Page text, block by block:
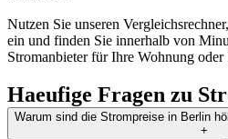
Nutzen Sie unseren
ein und finden Sie innerhalb von
Stromanbieter für Ihre Wohnung oder
Haeufige Fragen zu
Warum sind die Strompreise in Berlin
+